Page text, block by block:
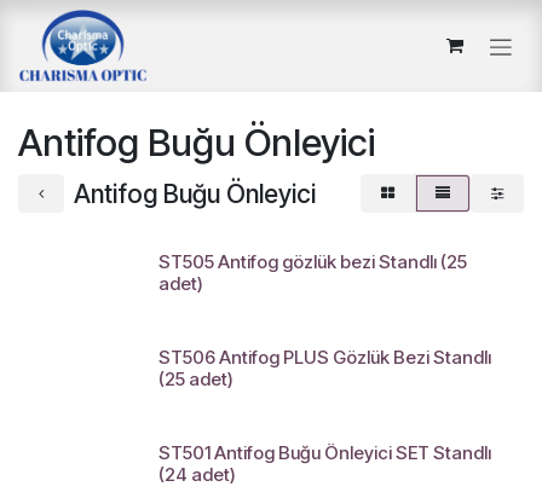
İçereği Atla
Antifog Buğu Önleyici
Antifog Buğu Önleyici
ST505 Antifog gözlük bezi Standlı (25
adet)
ST506 Antifog PLUS Gözlük Bezi Standlı
(25 adet)
ST501 Antifog Buğu Önleyici SET Standlı
(24 adet)